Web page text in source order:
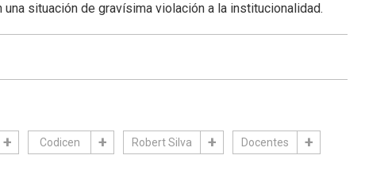
situación de gravísima violación a la institucionalidad.
Codicen Robert Silva Docentes